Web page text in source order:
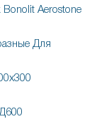
Bonolit Aerostone
Для